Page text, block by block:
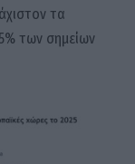
τα
των σημείων